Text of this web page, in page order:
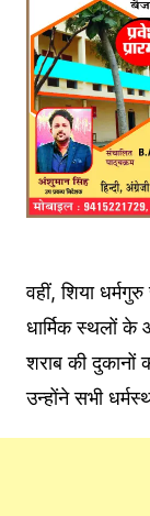
वहीं, शिया
धार्मिक स्थलों के
शराब की दुकानों
उन्होंने सभी